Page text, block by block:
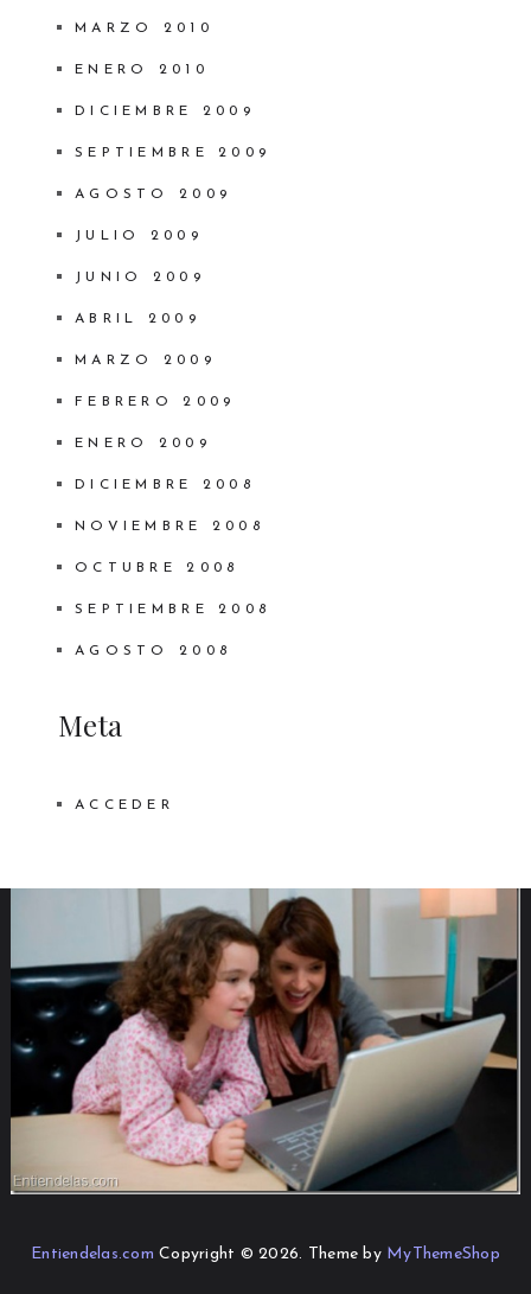
MARZO 2010
ENERO 2010
DICIEMBRE 2009
SEPTIEMBRE 2009
AGOSTO 2009
JULIO 2009
JUNIO 2009
ABRIL 2009
MARZO 2009
FEBRERO 2009
ENERO 2009
DICIEMBRE 2008
NOVIEMBRE 2008
OCTUBRE 2008
SEPTIEMBRE 2008
AGOSTO 2008
Meta
ACCEDER
Entiendelas.com Copyright © 2026. Theme by MyThemeShop